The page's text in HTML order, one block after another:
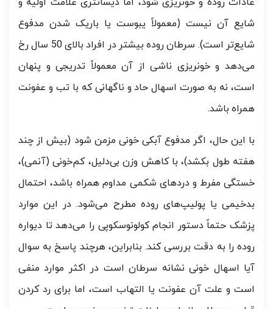
شایع آن نیست (معمولاً یبوست یا باریک شدن مدفوع
شایع‌تر است). سرطان روده بیشتر در افراد بالای 50 سال رخ
می‌دهد و خونریزی ناشی از آن معمولاً تدریجی و پنهان
است، نه به صورت اسهال حاد و ناگهانی که با تب و عفونت
همراه باشد.
با این حال، اگر مدفوع آبکی خونی مزمن شود (بیش از چند
هفته طول بکشد)، با کاهش وزن بی‌دلیل، کم‌خونی (آنمی)،
خستگی مفرط و دردهای شکمی مداوم همراه باشد، احتمال
بدخیمی یا پولیپ‌های روده مطرح می‌شود. در این موارد
پزشک حتماً دستور انجام کولونوسکوپی را می‌دهد تا دیواره
روده را به دقت بررسی کند. بنابراین، هرچند پاسخ به سوال
آیا اسهال خونی نشانه سرطان است در اکثر موارد منفی
است و علت آن عفونت یا التهاب است، اما برای رد کردن